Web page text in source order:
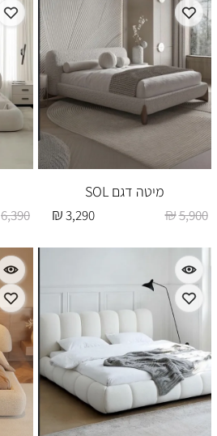
מיטה דגם SOL
₪5,900
₪3,290
6,390